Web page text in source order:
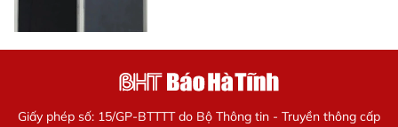
Giấy phép số: 15/GP-BTTTT do Bộ Thông tin - Truyền thông cấp